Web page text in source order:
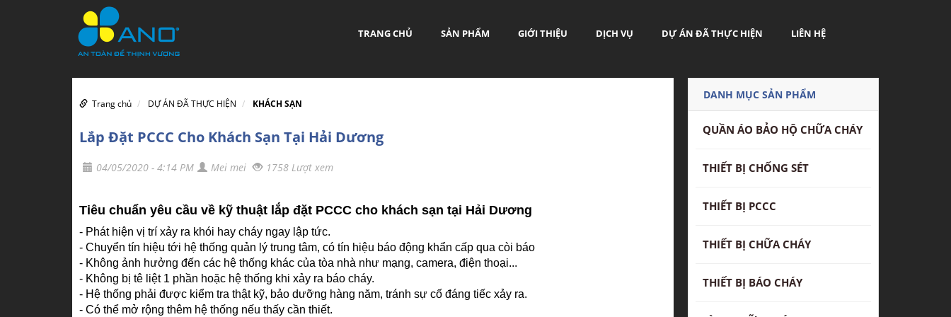
TRANG CHỦ SẢN PHẨM GIỚI THIỆU DỊCH VỤ DỰ ÁN ĐÃ THỰC HIỆN LIÊN HỆ
Trang chủ DỰ ÁN ĐÃ THỰC HIỆN KHÁCH SẠN
Lắp Đặt PCCC Cho Khách Sạn Tại Hải Dương
04/05/2020 - 4:14 PM Mei mei 1758 Lượt xem
Tiêu chuẩn yêu cầu về kỹ thuật lắp đặt PCCC cho khách sạn tại Hải Dương
- Phát hiện vị trí xảy ra khói hay cháy ngay lập tức.
- Chuyển tín hiệu tới hệ thống quản lý trung tâm, có tín hiệu báo động khẩn cấp qua còi báo
- Không ảnh hưởng đến các hệ thống khác của tòa nhà như mạng, camera, điện thoại...
- Không bị tê liệt 1 phần hoặc hệ thống khi xảy ra báo cháy.
- Hệ thống phải được kiểm tra thật kỹ, bảo dưỡng hàng năm, tránh sự cố đáng tiếc xảy ra.
- Có thể mở rộng thêm hệ thống nếu thấy cần thiết.
DANH MỤC SẢN PHẨM
QUẦN ÁO BẢO HỘ CHỮA CHÁY
THIẾT BỊ CHỐNG SÉT
THIẾT BỊ PCCC
THIẾT BỊ CHỮA CHÁY
THIẾT BỊ BÁO CHÁY